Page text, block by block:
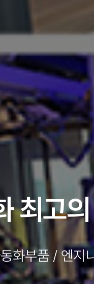
화분
화부품 / 엔지